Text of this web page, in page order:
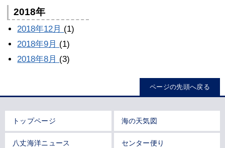
2018年
2018年12月 (1)
2018年9月 (1)
2018年8月 (3)
ページの先頭へ戻る
トップページ 海の天気図
八丈海洋ニュース センター便り